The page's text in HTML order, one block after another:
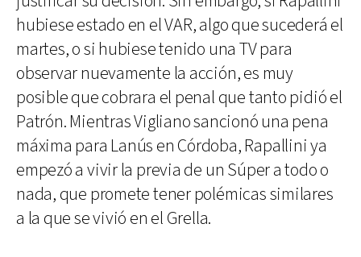
hubiese estado en el VAR, algo que sucederá el
martes, o si hubiese tenido una TV para
observar nuevamente la acción, es muy
posible que cobrara el penal que tanto pidió el
Patrón. Mientras Vigliano sancionó una pena
máxima para Lanús en Córdoba, Rapallini ya
empezó a vivir la previa de un Súper a todo o
nada, que promete tener polémicas similares
a la que se vivió en el Grella.